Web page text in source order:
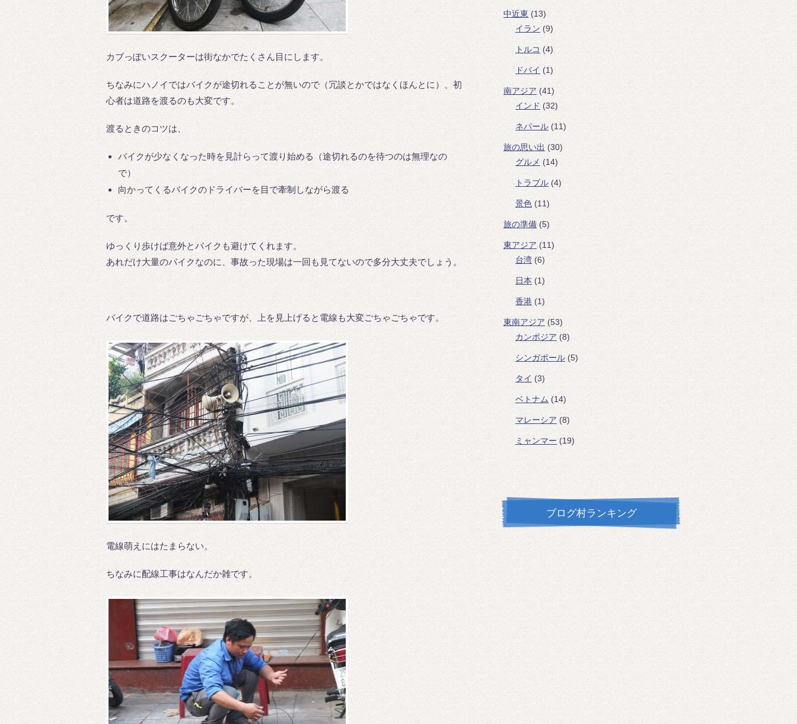
カブっぽいスクーターは街なかでたくさん目にします。
ちなみにハノイではバイクが途切れることが無いので（冗談とかではなくほんとに）、初
心者は道路を渡るのも大変です。
渡るときのコツは、
バイクが少なくなった時を見計らって渡り始める（途切れるのを待つのは無理なの
で）
向かってくるバイクのドライバーを目で牽制しながら渡る
です。
ゆっくり歩けば意外とバイクも避けてくれます。
あれだけ大量のバイクなのに、事故った現場は一回も見てないので多分大丈夫でしょう。
バイクで道路はごちゃごちゃですが、上を見上げると電線も大変ごちゃごちゃです。
電線萌えにはたまらない。
ちなみに配線工事はなんだか雑です。
中近東 (13)
イラン (9)
トルコ (4)
ドバイ (1)
南アジア (41)
インド (32)
ネパール(11)
旅の思い出 (30)
グルメ (14)
トラブル (4)
景色 (11)
旅の準備 (5)
東アジア (11)
台湾 (6)
日本 (1)
香港(1)
東南アジア (53)
カンボジア (8)
シンガポール (5)
タイ (3)
ベトナム (14)
マレーシア (8)
ミャンマー(19)
ブログ村ランキング